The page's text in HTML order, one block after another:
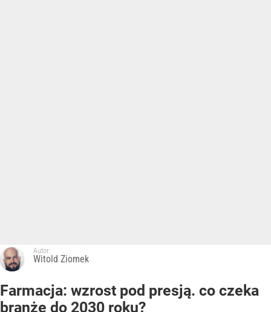
Autor:
Witold Ziomek
Farmacja: wzrost pod presją. co czeka
branżę do 2030 roku?